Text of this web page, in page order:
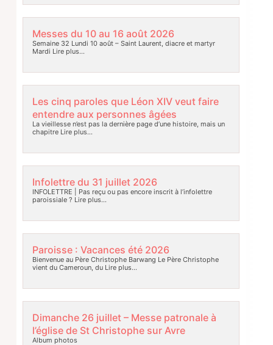
Messes du 10 au 16 août 2026
Semaine 32 Lundi 10 août – Saint Laurent, diacre et martyr
Mardi Lire plus…
Les cinq paroles que Léon XIV veut faire
entendre aux personnes âgées
La vieillesse n’est pas la dernière page d’une histoire, mais un
chapitreLire plus…
Infolettre du 31 juillet 2026
INFOLETTRE | Pas reçu ou pas encore inscrit à l’infolettre
paroissiale ? Lire plus…
Paroisse : Vacances été 2026
Bienvenue au Père Christophe Barwang Le Père Christophe
vient du Cameroun, duLire plus…
Dimanche 26 juillet – Messe patronale à
l’église de St Christophe sur Avre
Album photos